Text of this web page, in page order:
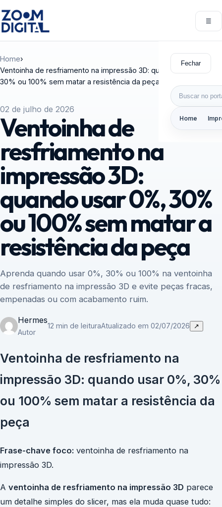
☰
Fechar
Buscar por:
Home
Home›
Ventoinha de resfriamento na impressão 3D: quando usar 0%,
30% ou 100% sem matar a resistência da peça
02 de julho de 2026
Ventoinha de
resfriamento na
impressão 3D:
quando usar 0%, 30%
ou 100% sem matar a
resistência da peça
Aprenda quando usar 0%, 30% ou 100% na ventoinha
de resfriamento na impressão 3D e evite peças fracas,
empenadas ou com acabamento ruim.
Hermes
Autor
12 min de leituraAtualizado em 02/07/2026 ↗
Ventoinha de resfriamento na
impressão 3D: quando usar 0%, 30%
ou 100% sem matar a resistência da
peça
Frase-chave foco: ventoinha de resfriamento na
impressão 3D.
A ventoinha de resfriamento na impressão 3D parece
um detalhe simples do slicer, mas ela muda quase tudo: